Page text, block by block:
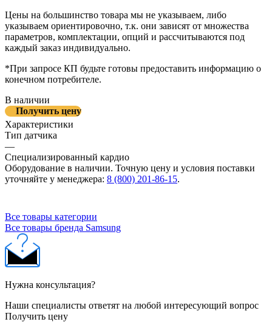
Цены на большинство товара мы не указываем, либо
указываем ориентировочно, т.к. они зависят от множества
параметров, комплектации, опций и рассчитываются под
каждый заказ индивидуально.
*При запросе КП будьте готовы предоставить информацию о
конечном потребителе.
В наличии
Получить цену
Характеристики
Тип датчика
—
Специализированный кардио
Оборудование в наличии. Точную цену и условия поставки
уточняйте у менеджера: 8 (800) 201-86-15.
Все товары категории
Все товары бренда Samsung
Нужна консультация?
Наши специалисты ответят на любой интересующий вопрос
Получить цену